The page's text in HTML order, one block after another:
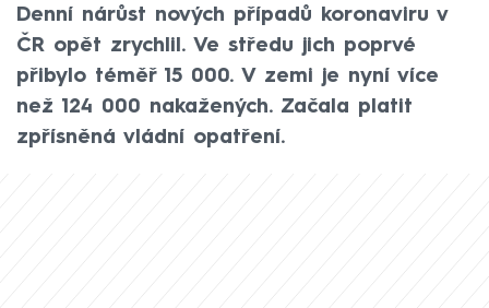
Denní nárůst nových případů koronaviru v
ČR opět zrychlil. Ve středu jich poprvé
přibylo téměř 15 000. V zemi je nyní více
než 124 000 nakažených. Začala platit
zpřísněná vládní opatření.